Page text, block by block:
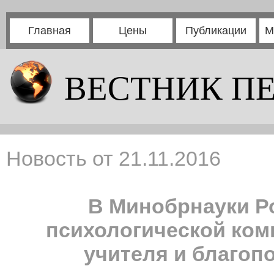
Главная Цены Публикации
ВЕСТНИК
Новость от 21.11.2016
В Минобрнауки
психологической
учителя и